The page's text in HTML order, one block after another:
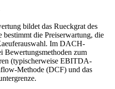
bildet das Rueckgrat des
bestimmt die Preiserwartung, die
Im DACH-
Bewertungsmethoden zum
(typischerweise EBITDA-
Methode (DCF) und das